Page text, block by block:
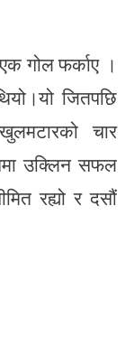
गोल फर्काए ।
जितपछि
चार
उक्लिन सफल
रह्यो र दसौं